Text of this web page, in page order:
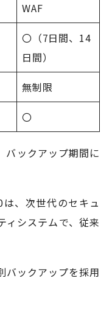
WAF
〇（7日間、14
日間）
無制限
〇
バックアップ期間に
、次世代のセキュ
ィシステムで、従来
バックアップを採用